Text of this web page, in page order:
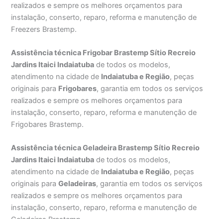
realizados e sempre os melhores orçamentos para
instalação, conserto, reparo, reforma e manutenção de
Freezers Brastemp.
Assistência técnica Frigobar Brastemp Sítio Recreio
Jardins Itaici Indaiatuba de todos os modelos,
atendimento na cidade de Indaiatuba e Região, peças
originais para Frigobares, garantia em todos os serviços
realizados e sempre os melhores orçamentos para
instalação, conserto, reparo, reforma e manutenção de
Frigobares Brastemp.
Assistência técnica Geladeira Brastemp Sítio Recreio
Jardins Itaici Indaiatuba de todos os modelos,
atendimento na cidade de Indaiatuba e Região, peças
originais paraGeladeiras, garantia em todos os serviços
realizados e sempre os melhores orçamentos para
instalação, conserto, reparo, reforma e manutenção de